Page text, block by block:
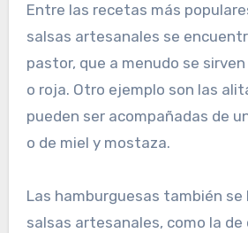
Entre las recetas más
salsas artesanales se
pastor, que a menudo se
o roja. Otro ejemplo son las
pueden ser acompañadas de
o de miel y mostaza.
Las hamburguesas también se
salsas artesanales, como la de